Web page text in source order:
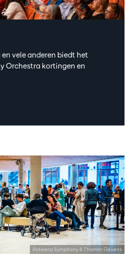
vele anderen biedt het
Orchestra kortingen en
Antwerp Symphony & Thomas Geuens